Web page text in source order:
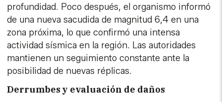
profundidad. Poco después, el organismo informó
de una nueva sacudida de magnitud 6,4 en una
zona próxima, lo que confirmó una intensa
actividad sísmica en la región. Las autoridades
mantienen un seguimiento constante ante la
posibilidad de nuevas réplicas.
Derrumbes y evaluación de daños